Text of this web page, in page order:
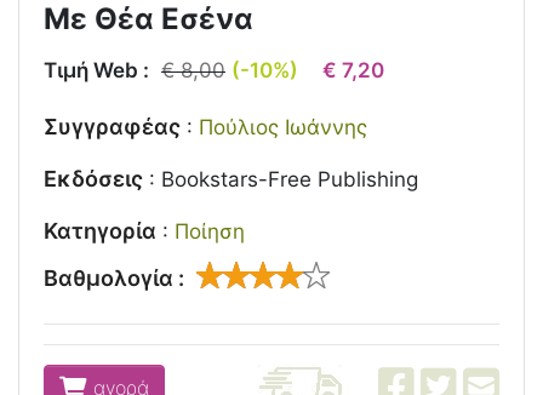
Με Θέα Εσένα
Τιμή Web : € 8,00 (-10%) € 7,20
Συγγραφέας : Πούλιος Ιωάννης
Εκδόσεις : Bookstars-Free Publishing
Κατηγορία : Ποίηση
Βαθμολογία :
αγορά